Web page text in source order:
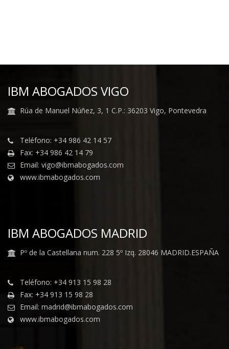
IBM ABOGADOS VIGO
Rúa de Manuel Núñez, 3, 1 C.P.: 36203 Vigo, Pontevedra
Teléfono: +34 986 42 14 57
Fax: +34 986 42 14 79
Email: vigo@ibmabogados.com
www.ibmabogados.com
IBM ABOGADOS MADRID
Pº de la Castellana num. 228 5º Izq. 28046 MADRID.ESPAÑA
Teléfono: +34 913 15 98 28
Fax: +34 913 15 98 28
Email: madrid@ibmabogados.com
www.ibmabogados.com